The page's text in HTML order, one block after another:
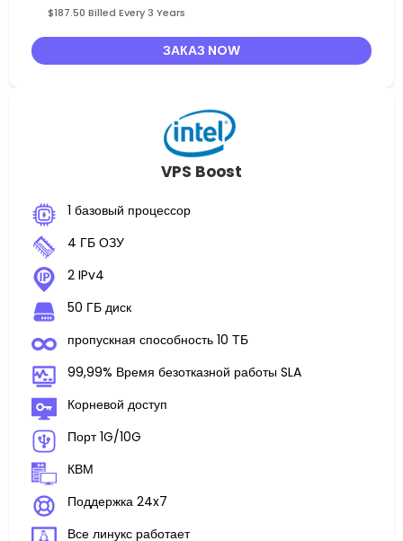
$187.50 Billed Every 3 Years
ЗАКАЗ NOW
VPS Boost
1 базовый процессор
4 ГБ ОЗУ
2 IPv4
50 ГБ диск
пропускная способность 10 ТБ
99,99% Время безотказной работы SLA
Корневой доступ
Порт 1G/10G
КВМ
Поддержка 24x7
Все линукс работает